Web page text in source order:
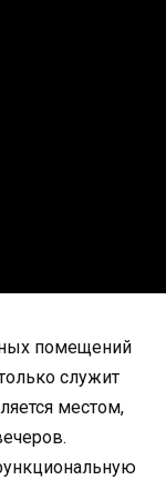
помещений
служит
местом,